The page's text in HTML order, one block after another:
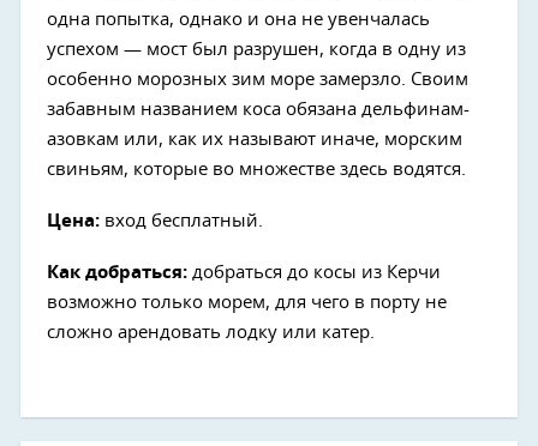
одна попытка, однако и она не увенчалась
успехом — мост был разрушен, когда в одну из
особенно морозных зим море замерзло. Своим
забавным названием коса обязана дельфинам-
азовкам или, как их называют иначе, морским
свиньям, которые во множестве здесь водятся.
Цена: вход бесплатный.
Как добраться: добраться до косы из Керчи
возможно только морем, для чего в порту не
сложно арендовать лодку или катер.